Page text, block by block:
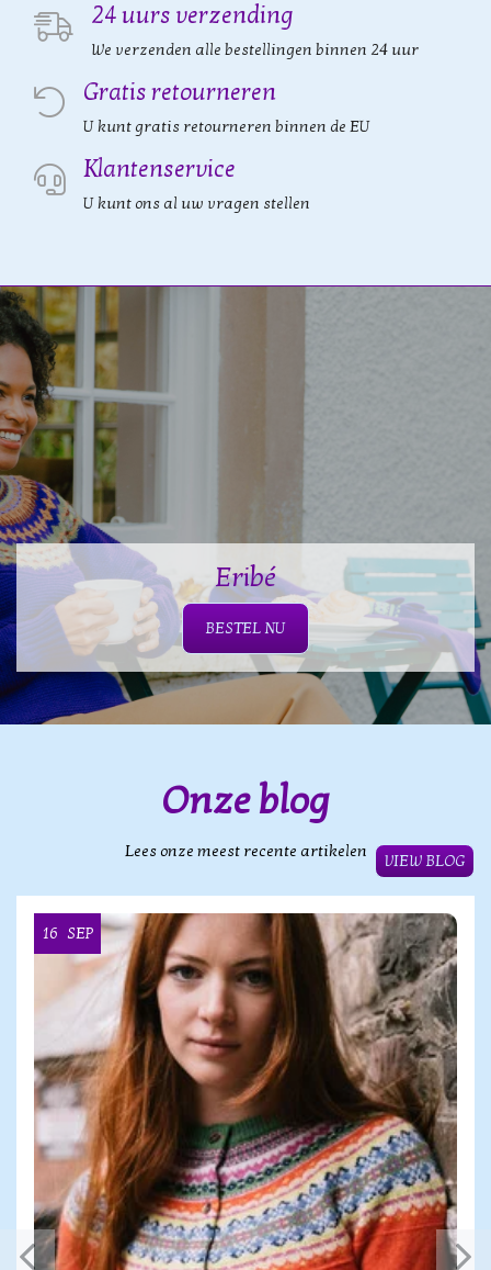
24 uurs verzending
We verzenden alle bestellingen binnen 24 uur
Gratis retourneren
U kunt gratis retourneren binnen de EU
Klantenservice
U kunt ons al uw vragen stellen
Eribé
BESTEL NU
Onze blog
Lees onze meest recente artikelen
VIEW BLOG
16 SEP